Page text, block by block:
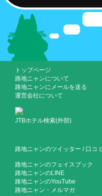
トップページ
路地ニャンについて
路地ニャンにメールを送る
運営会社について
JTBホテル検索(外部)
路地ニャンのツイッター / 口コミ
路地ニャンのフェイスブック
路地ニャンのLINE
路地ニャンのYouTube
路地ニャン・メルマガ